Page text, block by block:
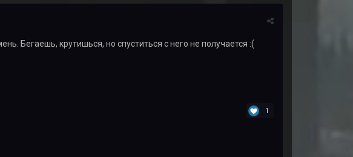
Бегаешь, крутишься, но спуститься с него не получается :(
1